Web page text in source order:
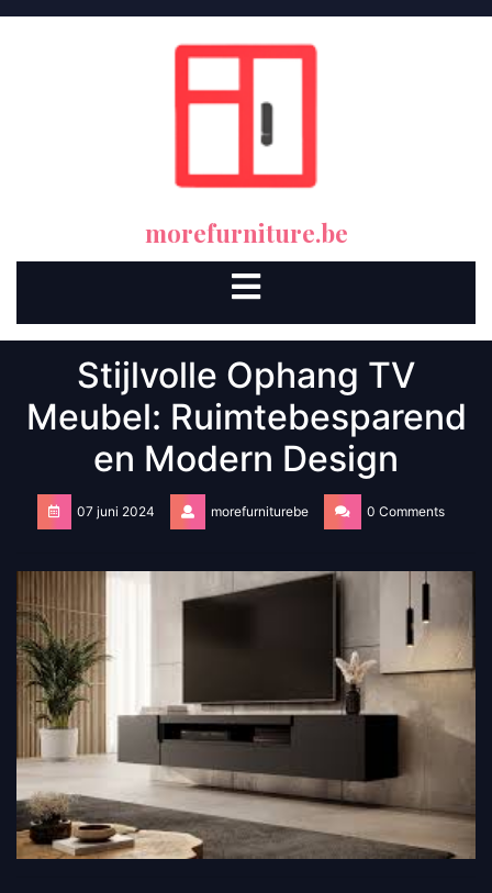
morefurniture.be
Open
Button
Stijlvolle Ophang TV
Meubel: Ruimtebesparend
en Modern Design
07 juni 2024 morefurniturebe 0 Comments